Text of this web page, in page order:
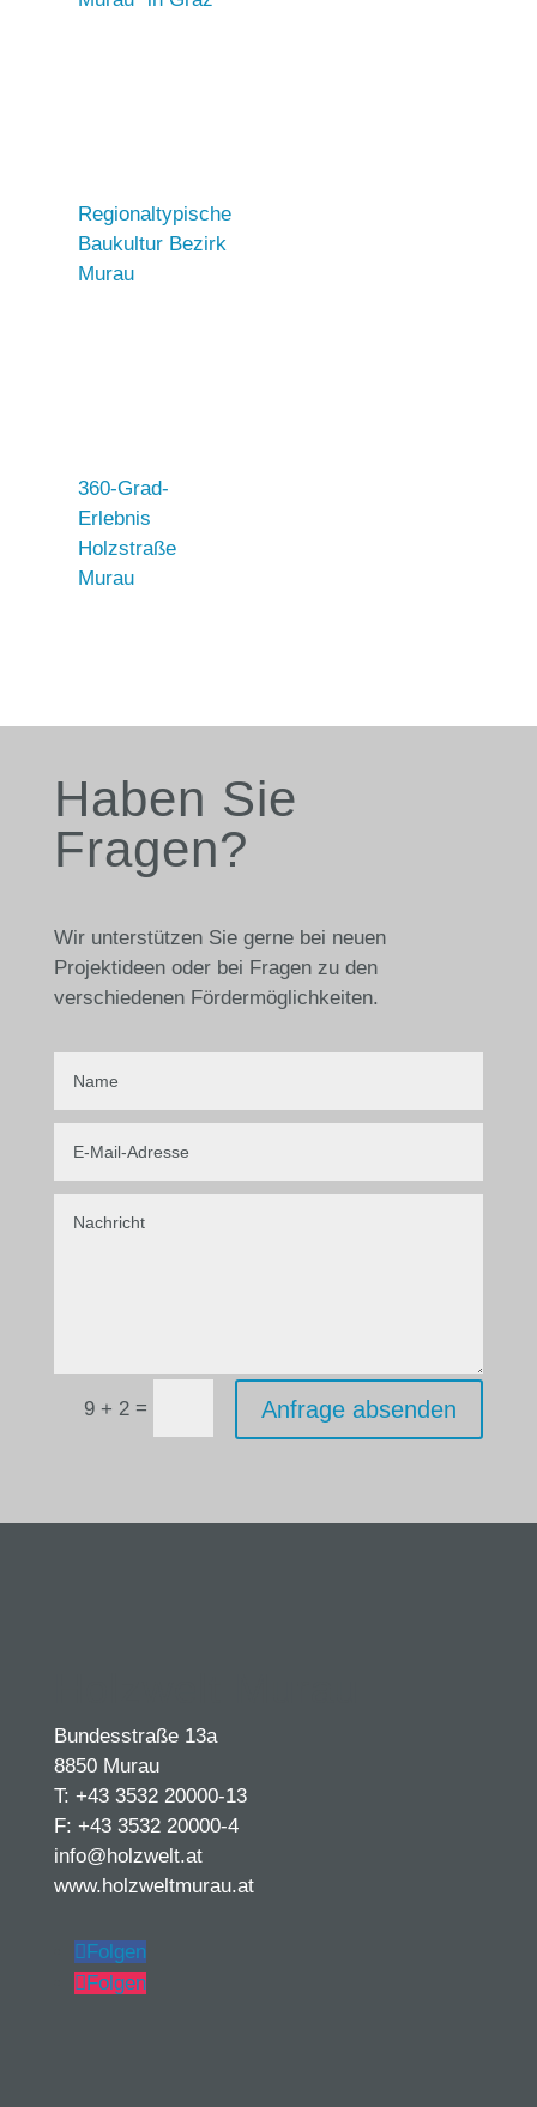
Regionaltypische
Baukultur Bezirk
Murau
360-Grad-
Erlebnis
Holzstraße
Murau
Haben Sie
Fragen?
Wir unterstützen Sie gerne bei neuen
Projektideen oder bei Fragen zu den
verschiedenen Fördermöglichkeiten.
9 + 2 = Anfrage absenden
Bundesstraße 13a
8850 Murau
T: +43 3532 20000-13
F: +43 3532 20000-4
info@holzwelt.at
www.holzweltmurau.at
Folgen
Folgen